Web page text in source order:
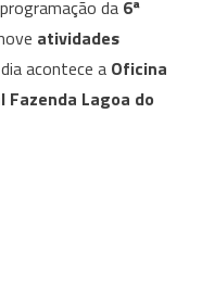
da 6ª
atividades
acontece a Oficina
Fazenda Lagoa do